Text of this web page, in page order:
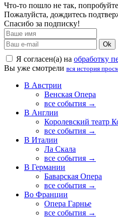
Что-то пошло не так,
Пожалуйста, дождитесь
Спасибо за подписку!
Ok
Я согласен(а) на обработку
Вы уже смотрели вся история
В Австрии
Венская Опера
все события →
В Англии
Королевский театр
все события →
В Италии
Ла Скала
все события →
В Германии
Баварская Опера
все события →
Во Франции
Опера Гарнье
все события →